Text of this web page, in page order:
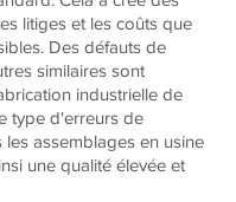
litiges et les coûts que
Des défauts de
similaires sont
industrielle de
type d'erreurs de
assemblages en usine
une qualité élevée et